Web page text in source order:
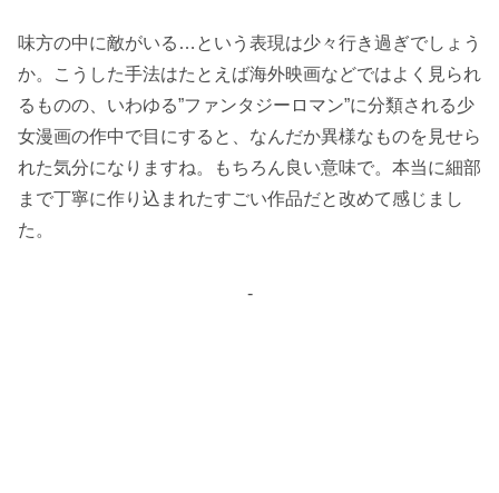
味方の中に敵がいる…という表現は少々行き過ぎでしょう
か。こうした手法はたとえば海外映画などではよく見られ
るものの、いわゆる”ファンタジーロマン”に分類される少
女漫画の作中で目にすると、なんだか異様なものを見せら
れた気分になりますね。もちろん良い意味で。本当に細部
まで丁寧に作り込まれたすごい作品だと改めて感じまし
た。
-